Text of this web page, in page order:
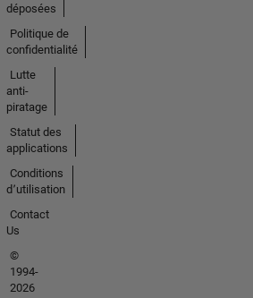
déposées
Politique de
confidentialité
Lutte
anti-
piratage
Statut des
applications
Conditions
d՚utilisation
Contact
Us
©
1994-
2026